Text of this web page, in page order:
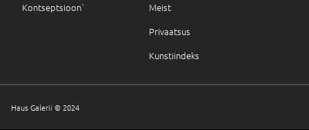
Kontseptsioon`
Meist
Privaatsus
Kunstiindeks
Haus Galerii © 2024